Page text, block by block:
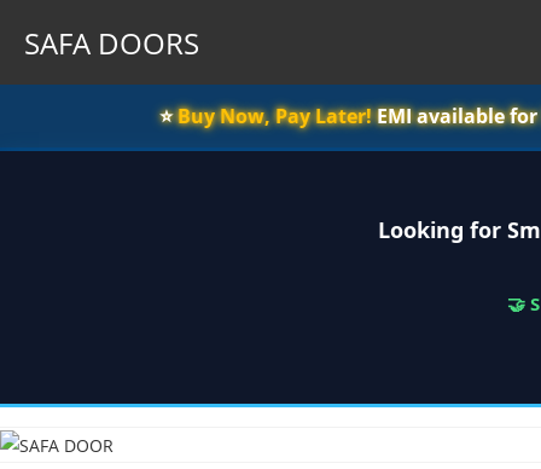
SAFA DOORS
⭐️Buy Now, Pay Later!EMI available for
Looking for
🤝
to